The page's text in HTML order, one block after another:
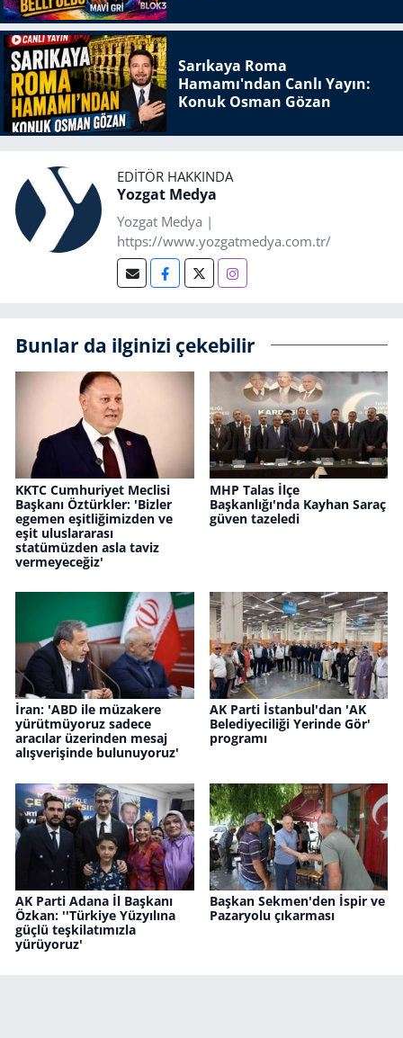
Sarıkaya Roma
Hamamı'ndan Canlı Yayın:
Konuk Osman Gözan
EDITÖR HAKKINDA
Yozgat Medya
Yozgat Medya |
https://www.yozgatmedya.com.tr/
Bunlar da ilginizi çekebilir
KKTC Cumhuriyet Meclisi
Başkanı Öztürkler: 'Bizler
egemen eşitliğimizden ve
eşit uluslararası
statümüzden asla taviz
vermeyeceğiz'
MHP Talas İlçe
Başkanlığı'nda Kayhan Saraç
güven tazeledi
İran: 'ABD ile müzakere
yürütmüyoruz sadece
aracılar üzerinden mesaj
alışverişinde bulunuyoruz'
AK Parti İstanbul'dan 'AK
Belediyeciliği Yerinde Gör'
programı
AK Parti Adana İl Başkanı
Özkan: ''Türkiye Yüzyılına
güçlü teşkilatımızla
yürüyoruz'
Başkan Sekmen'den İspir ve
Pazaryolu çıkarması